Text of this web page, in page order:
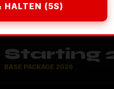
HALTEN (5S)
Starting
BASE PACKAGE 2026